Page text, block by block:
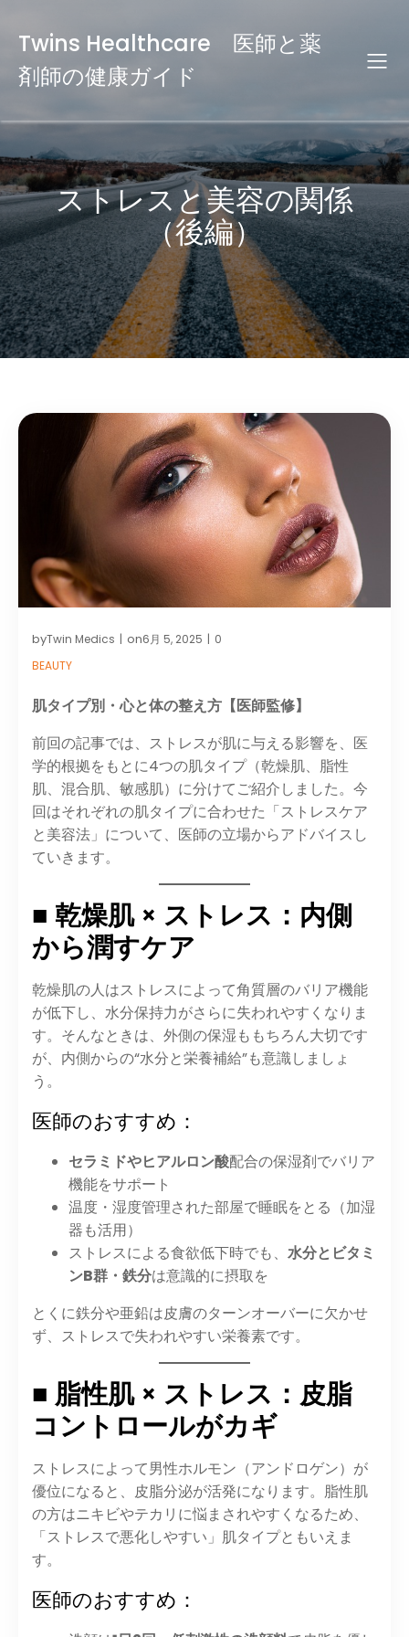
Twins Healthcare 医師と薬
剤師の健康ガイド
ストレスと美容の関係
（後編）
byTwin Medics | on6月 5, 2025 | 0
BEAUTY
肌タイプ別・心と体の整え方【医師監修】
前回の記事では、ストレスが肌に与える影響を、医
学的根拠をもとに4つの肌タイプ（乾燥肌、脂性
肌、混合肌、敏感肌）に分けてご紹介しました。今
回はそれぞれの肌タイプに合わせた「ストレスケア
と美容法」について、医師の立場からアドバイスし
ていきます。
■ 乾燥肌 × ストレス：内側
から潤すケア
乾燥肌の人はストレスによって角質層のバリア機能
が低下し、水分保持力がさらに失われやすくなりま
す。そんなときは、外側の保湿ももちろん大切です
が、内側からの“水分と栄養補給”も意識しましょ
う。
医師のおすすめ：
セラミドやヒアルロン酸配合の保湿剤でバリア
機能をサポート
温度・湿度管理された部屋で睡眠をとる（加湿
器も活用）
ストレスによる食欲低下時でも、 水分とビタミ
ンB群・鉄分は意識的に摂取を
とくに鉄分や亜鉛は皮膚のターンオーバーに欠かせ
ず、ストレスで失われやすい栄養素です。
■ 脂性肌 × ストレス：皮脂
コントロールがカギ
ストレスによって男性ホルモン（アンドロゲン）が
優位になると、皮脂分泌が活発になります。脂性肌
の方はニキビやテカリに悩まされやすくなるため、
「ストレスで悪化しやすい」肌タイプともいえま
す。
医師のおすすめ：